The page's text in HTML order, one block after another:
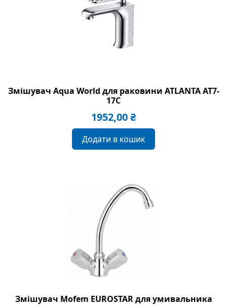
Змішувач Aqua World для раковини ATLANTA AT7-
17C
1952,00₴
Додати в кошик
Змішувач Mofem EUROSTAR для умивальника